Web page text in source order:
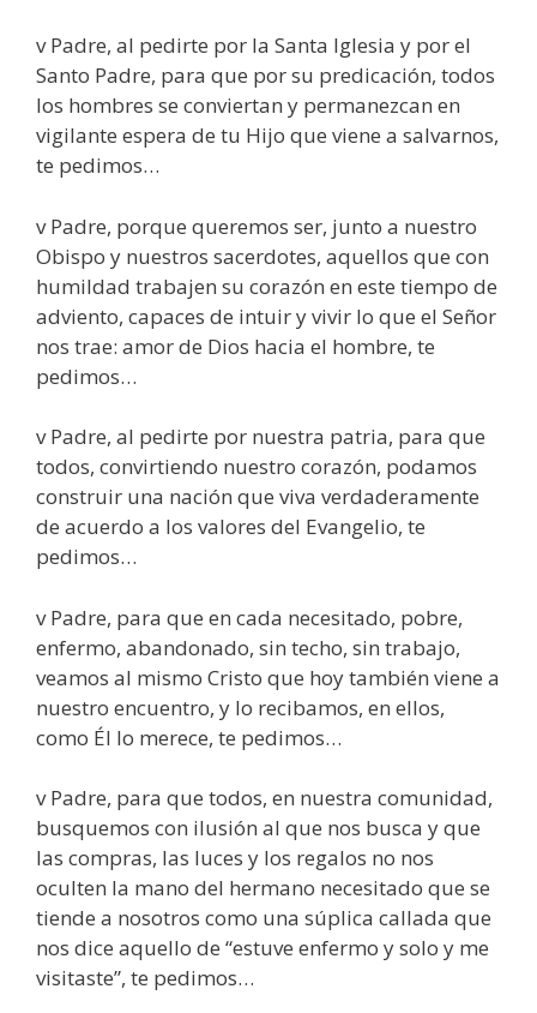
v Padre, al pedirte por la Santa Iglesia y por el
Santo Padre, para que por su predicación, todos
los hombres se conviertan y permanezcan en
vigilante espera de tu Hijo que viene a salvarnos,
te pedimos…
v Padre, porque queremos ser, junto a nuestro
Obispo y nuestros sacerdotes, aquellos que con
humildad trabajen su corazón en este tiempo de
adviento, capaces de intuir y vivir lo que el Señor
nos trae: amor de Dios hacia el hombre, te
pedimos…
v Padre, al pedirte por nuestra patria, para que
todos, convirtiendo nuestro corazón, podamos
construir una nación que viva verdaderamente
de acuerdo a los valores del Evangelio, te
pedimos…
v Padre, para que en cada necesitado, pobre,
enfermo, abandonado, sin techo, sin trabajo,
veamos al mismo Cristo que hoy también viene a
nuestro encuentro, y lo recibamos, en ellos,
como Él lo merece, te pedimos…
v Padre, para que todos, en nuestra comunidad,
busquemos con ilusión al que nos busca y que
las compras, las luces y los regalos no nos
oculten la mano del hermano necesitado que se
tiende a nosotros como una súplica callada que
nos dice aquello de “estuve enfermo y solo y me
visitaste”, te pedimos…